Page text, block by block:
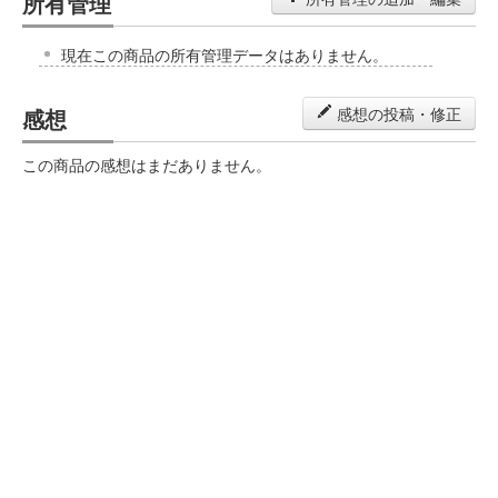
現在この商品の所有管理データはありません。
感想 感想の投稿・修正
この商品の感想はまだありません。